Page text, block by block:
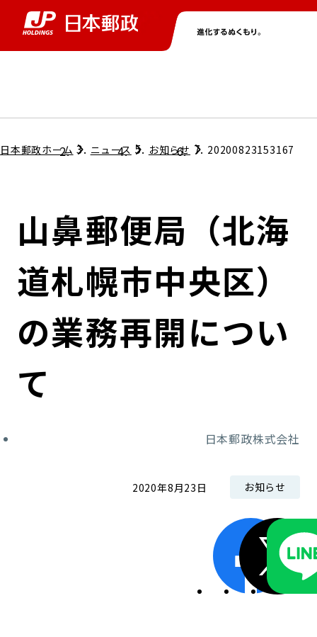
グループ情報トップ
コンプライアンス
ガバナンス
コンダクト向上の取組み
ローカル共創イニシアティブ
株主・投資家情報トップ
個人投資家のみなさまへ
株式情報
財務情報・IR資料
IRニュース
ニューストップ
サステナビリティトップ
担当役員メッセージ
サステナビリティマネジメント
持続可能な金融のフレームワーク
環境
採用情報トップ
日本郵政ホーム ニュース お知らせ 20200823153167
山鼻郵便局（北海
道札幌市中央区）
の業務再開につい
て
日本郵政株式会社
2020年8月23日 お知らせ